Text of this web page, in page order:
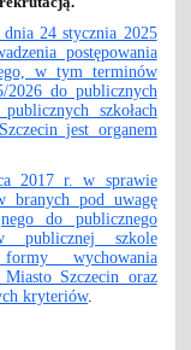
dnia 24 stycznia 2025
postępowania
w tym terminów
2026 do publicznych
szkołach
jest organem
2017 r. w sprawie
branych pod uwagę
do publicznego
publicznej szkole
wychowania
Szczecin oraz
kryteriów.